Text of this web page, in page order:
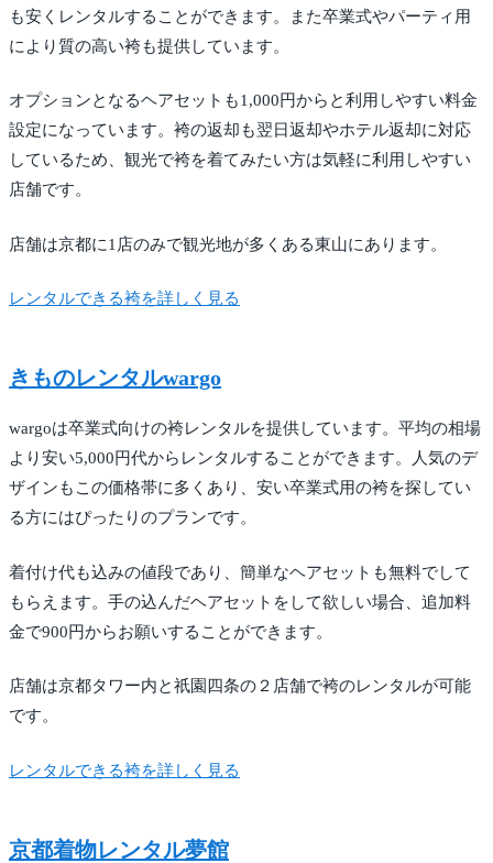
も安くレンタルすることができます。また卒業式やパーティ用
により質の高い袴も提供しています。
オプションとなるヘアセットも1,000円からと利用しやすい料金
設定になっています。袴の返却も翌日返却やホテル返却に対応
しているため、観光で袴を着てみたい方は気軽に利用しやすい
店舗です。
店舗は京都に1店のみで観光地が多くある東山にあります。
レンタルできる袴を詳しく見る
きものレンタルwargo
wargoは卒業式向けの袴レンタルを提供しています。平均の相場
より安い5,000円代からレンタルすることができます。人気のデ
ザインもこの価格帯に多くあり、安い卒業式用の袴を探してい
る方にはぴったりのプランです。
着付け代も込みの値段であり、簡単なヘアセットも無料でして
もらえます。手の込んだヘアセットをして欲しい場合、追加料
金で900円からお願いすることができます。
店舗は京都タワー内と祇園四条の２店舗で袴のレンタルが可能
です。
レンタルできる袴を詳しく見る
京都着物レンタル夢館